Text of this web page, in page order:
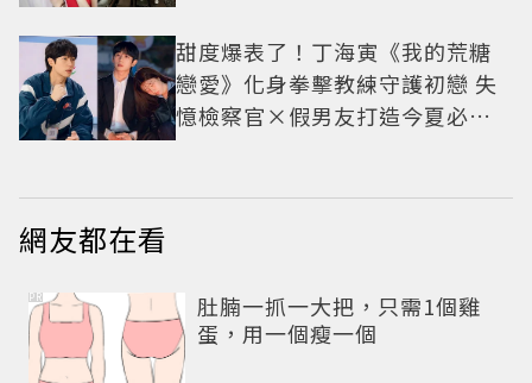
甜度爆表了！丁海寅《我的荒糖
戀愛》化身拳擊教練守護初戀 失
憶檢察官×假男友打造今夏必看
網友都在看
肚腩一抓一大把，只需1個雞
蛋，用一個瘦一個
PR